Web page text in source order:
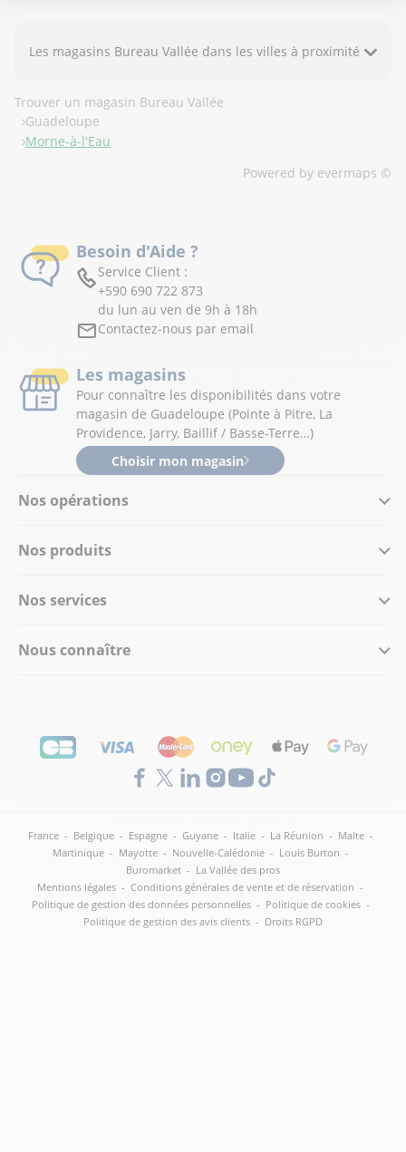
Les magasins Bureau Vallée dans les villes à proximité
Trouver un magasin Bureau Vallée
Guadeloupe
Morne-à-l'Eau
Powered by evermaps ©
Nos opérations
Nos produits
Nos services
Nous connaître
Besoin d'Aide ?
Service Client :
+590 690 722 873
du lun au ven de 9h à 18h
Contactez-nous par email
Les magasins
Pour connaître les disponibilités dans votre
magasin de Guadeloupe (Pointe à Pitre, La
Providence, Jarry, Baillif / Basse-Terre…)
Choisir mon magasin
France - Belgique - Espagne - Guyane - Italie - La Réunion - Malte -
Martinique - Mayotte - Nouvelle-Calédonie - Louis Burton -
Buromarket - La Vallée des pros
Mentions légales - Conditions générales de vente et de réservation -
Politique de gestion des données personnelles - Politique de cookies -
Politique de gestion des avis clients - Droits RGPD